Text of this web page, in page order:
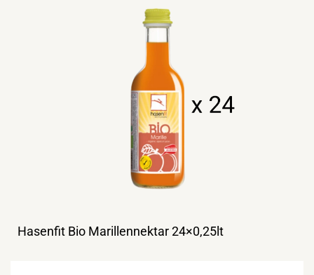
Hasenfit Bio Marillennektar 24×0,25lt